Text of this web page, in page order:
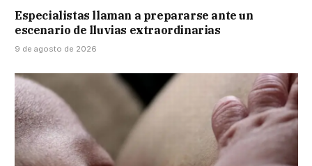
Especialistas llaman a prepararse ante un
escenario de lluvias extraordinarias
9 de agosto de 2026